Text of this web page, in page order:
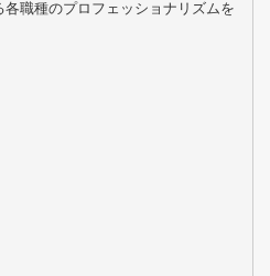
職種のプロフェッショナリズムを